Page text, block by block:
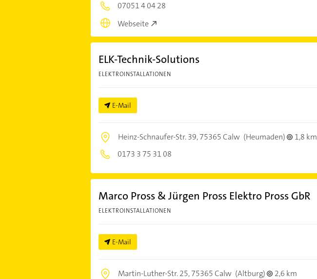
07051 4 04 28
Webseite
ELK-Technik-Solutions
ELEKTROINSTALLATIONEN
E-Mail
Heinz-Schnaufer-Str. 39,75365 Calw (Heumaden)
1,8 km
0173 3 75 31 08
Marco Pross & Jürgen Pross Elektro Pross GbR
ELEKTROINSTALLATIONEN
E-Mail
Martin-Luther-Str. 25,75365 Calw (Altburg)
2,6 km